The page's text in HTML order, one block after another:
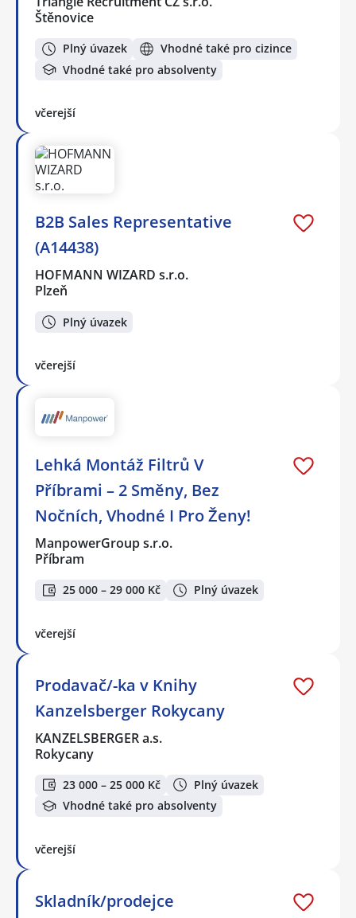
Štěnovice
Plný úvazek
Vhodné také pro cizince
Vhodné také pro absolventy
včerejší
B2B Sales Representative
(A14438)
HOFMANN WIZARD s.r.o.
Plzeň
Plný úvazek
včerejší
Lehká Montáž Filtrů V
Příbrami – 2 Směny, Bez
Nočních, Vhodné I Pro Ženy!
ManpowerGroup s.r.o.
Příbram
25 000 – 29 000 Kč Plný úvazek
včerejší
Prodavač/-ka v Knihy
Kanzelsberger Rokycany
KANZELSBERGER a.s.
Rokycany
23 000 – 25 000 Kč
Plný úvazek
Vhodné také pro absolventy
včerejší
Skladník/prodejce